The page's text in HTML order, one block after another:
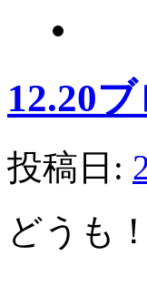
12.20
投稿日:
どうも